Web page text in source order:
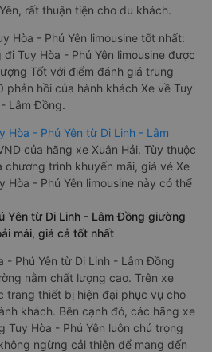
rất thuận tiện cho du khách.
Hòa - Phú Yên limousine tốt nhất:
Tuy Hòa - Phú Yên limousine được
Tốt với điểm đánh giá trung
hồi của hành khách Xe về Tuy
Lâm Đồng.
Hòa - Phú Yên từ Di Linh - Lâm
của hãng xe Xuân Hải. Tùy thuộc
trình khuyến mãi, giá vé Xe
Hòa - Phú Yên limousine này có thể
Yên từ Di Linh - Lâm Đồng giường
mái, giá cả tốt nhất
- Phú Yên từ Di Linh - Lâm Đồng
nằm chất lượng cao. Trên xe
trang thiết bị hiện đại phục vụ cho
khách. Bên cạnh đó, các hãng xe
Tuy Hòa - Phú Yên luôn chú trọng
ngừng cải thiện để mang đến